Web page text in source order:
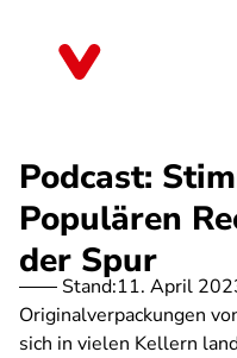
Podcast:
Populären
der Spur
Stand:11. April
Originalverpackungen
sich in vielen Kellern